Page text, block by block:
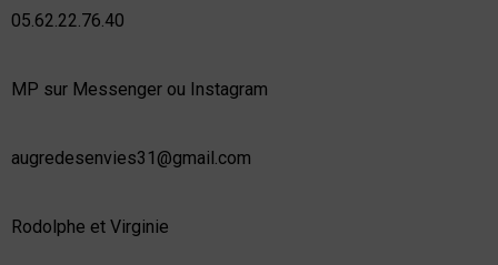
05.62.22.76.40
MP sur Messenger ou Instagram
augredesenvies31@gmail.com
Rodolphe et Virginie